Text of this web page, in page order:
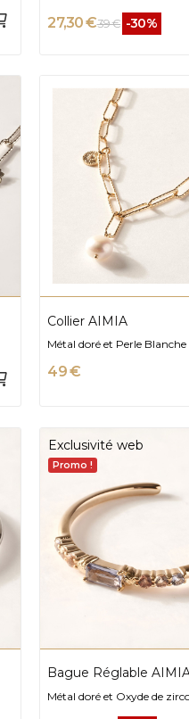
27,30 €39 € -30%
Collier AIMIA
Métal doré et Perle Blanche
49 €
Exclusivité web
Promo !
Bague Réglable
Métal doré et Oxyde de